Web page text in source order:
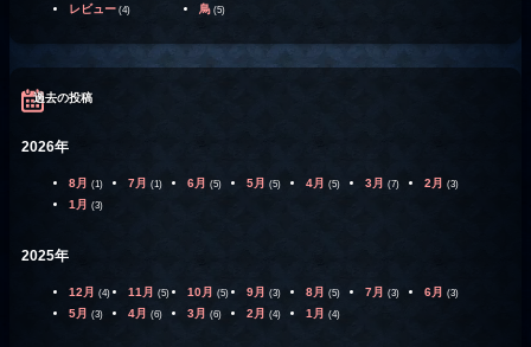
レビュー (4) 鳥 (5)
過去の投稿
2026年
8月 (1) 7月 (1) 6月 (5) 5月 (5) 4月 (5) 3月 (7) 2月 (3)
1月 (3)
2025年
12月 (4) 11月 (5) 10月 (5) 9月 (3) 8月 (5) 7月 (3) 6月 (3)
5月 (3) 4月 (6) 3月 (6) 2月 (4) 1月 (4)